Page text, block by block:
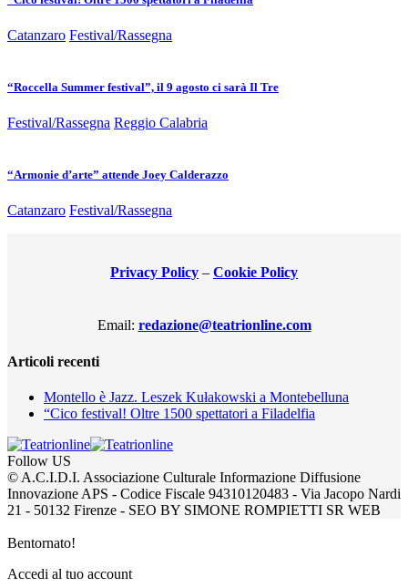
Catanzaro Festival/Rassegna
“Roccella Summer festival”, il 9 agosto ci sarà Il Tre
Festival/Rassegna Reggio Calabria
“Armonie d’arte” attende Joey Calderazzo
Catanzaro Festival/Rassegna
Privacy Policy – Cookie Policy
Email: redazione@teatrionline.com
Articoli recenti
Montello è Jazz. Leszek Kułakowski a Montebelluna
“Cico festival! Oltre 1500 spettatori a Filadelfia
Follow US
© A.C.I.D.I. Associazione Culturale Informazione Diffusione
Innovazione APS - Codice Fiscale 94310120483 - Via Jacopo Nardi
21 - 50132 Firenze - SEO BY SIMONE ROMPIETTI SR WEB
Bentornato!
Accedi al tuo account